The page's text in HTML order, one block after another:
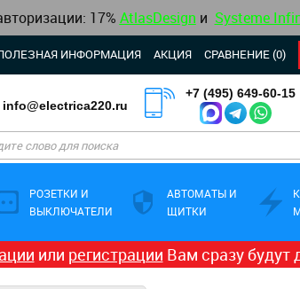
17% AtlasDesign и Systeme
ИНФОРМАЦИЯ АКЦИЯ СРАВНЕНИЕ (0)
info@electrica220.ru
+7 (495) 649-60-15
РОЗЕТКИ И
ВЫКЛЮЧАТЕЛИ
АВТОМАТЫ И
ЩИТКИ
или регистрации Вам сразу